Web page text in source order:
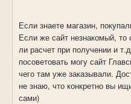
Если знаете магазин,
Если же сайт незнакомый, то
ли расчет при получении и
посоветовать могу сайт
чего там уже заказывали.
не знаю, что конкретно вы
сами)